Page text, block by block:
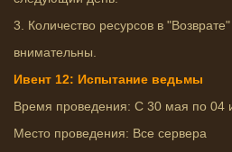
3. Количество ресурсов в
внимательны.
Ивент 12: Испытание ведьмы
Время проведения: С 30 мая по 04
Место проведения: Все сервера